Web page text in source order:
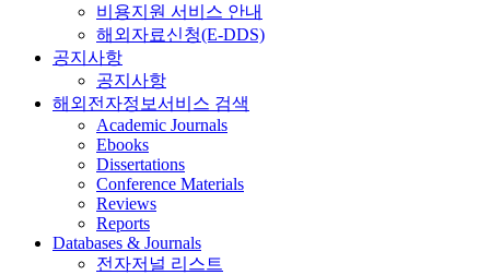
비용지원 서비스 안내
해외자료신청(E-DDS)
공지사항
공지사항
해외전자정보서비스 검색
Academic Journals
Ebooks
Dissertations
Conference Materials
Reviews
Reports
Databases & Journals
전자저널 리스트